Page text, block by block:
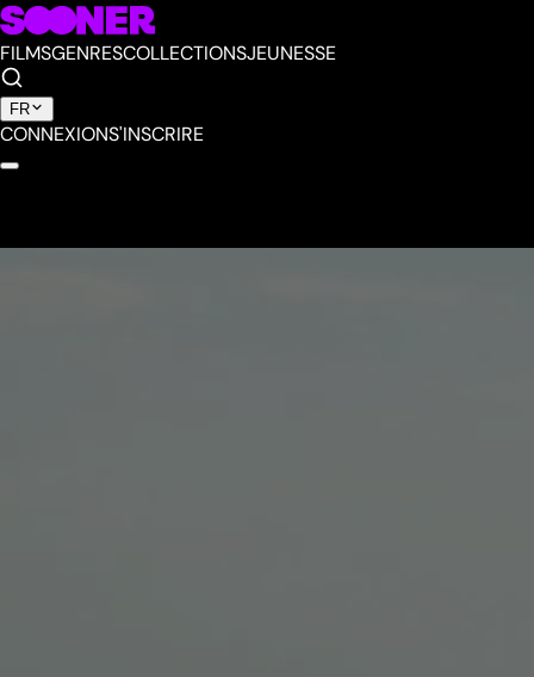
FILMSGENRESCOLLECTIONSJEUNESSE
FR
CONNEXIONS'INSCRIRE